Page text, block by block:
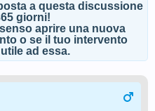
a questa discussione
giorni!
aprire una nuova
o se il tuo intervento
ad essa.